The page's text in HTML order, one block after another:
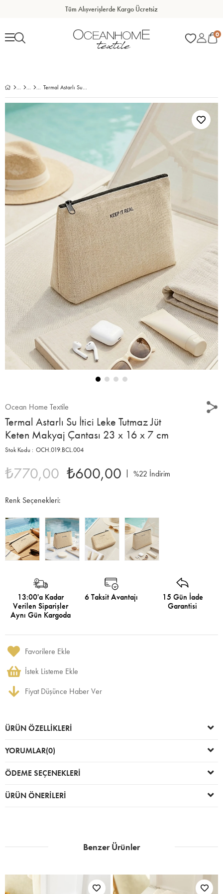
Tüm Alışverişlerde Kargo Ücretsiz
0
Termal Astarlı Su İtici Leke Tutmaz Jüt Keten Makyaj Çantası 23 x 16 x 7 cm
Ocean Home Textile
Termal Astarlı Su İtici Leke Tutmaz Jüt
Keten Makyaj Çantası 23 x 16 x 7 cm
OCH.019.BCL.004
₺770,00 ₺600,00 %22 İndirim
Renk Seçenekleri:
13:00'a Kadar
Verilen Siparişler
Aynı Gün Kargoda
6 Taksit Avantajı
15 Gün İade
Garantisi
Favorilere Ekle
İstek Listeme Ekle
Fiyat Düşünce Haber Ver
ÜRÜN ÖZELLIKLERI
YORUMLAR(0)
ÖDEME SEÇENEKLERI
ÜRÜN ÖNERILERI
Benzer Ürünler